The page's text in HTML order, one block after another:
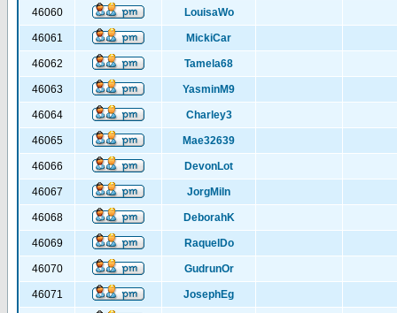
46060 LouisaWo
46061 MickiCar
46062 Tamela68
46063 YasminM9
46064 Charley3
46065 Mae32639
46066 DevonLot
46067 JorgMiln
46068 DeborahK
46069 RaquelDo
46070 GudrunOr
46071 JosephEg